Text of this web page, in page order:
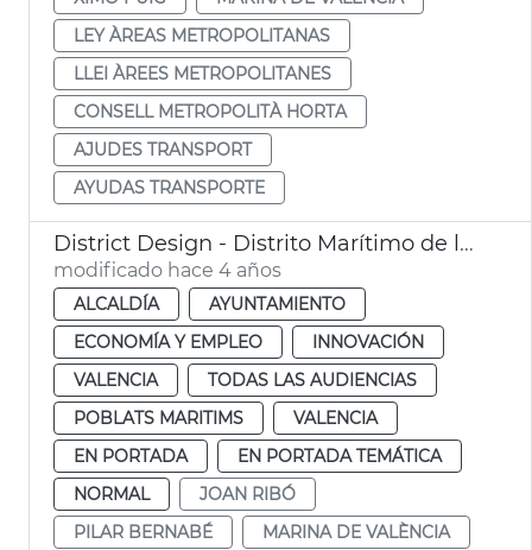
LEY ÀREAS METROPOLITANAS
LLEI ÀREES METROPOLITANES
CONSELL METROPOLITÀ HORTA
AJUDES TRANSPORT
AYUDAS TRANSPORTE
District Design - Distrito Marítimo de la Innovación y la Creatividad
modificado hace 4 años
ALCALDÍA
AYUNTAMIENTO
ECONOMÍA Y EMPLEO
INNOVACIÓN
VALENCIA
TODAS LAS AUDIENCIAS
POBLATS MARITIMS
VALENCIA
EN PORTADA
EN PORTADA TEMÁTICA
NORMAL
JOAN RIBÓ
PILAR BERNABÉ
MARINA DE VALÈNCIA